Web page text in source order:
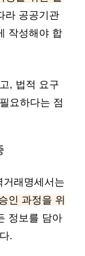
라 공공기관
작성해야 합
, 법적 요구
요하다는 점
거래명세서는
인 과정을 위
정보를 담아
.